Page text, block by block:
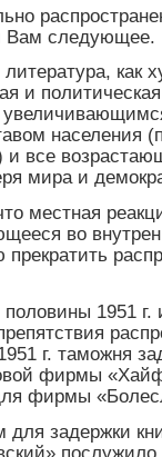
Вам следующее.
литература, как
и
населения
и все
мира и
местная
во
прекратить
1951 г.
г. таможня
фирмы
фирмы
для задержки